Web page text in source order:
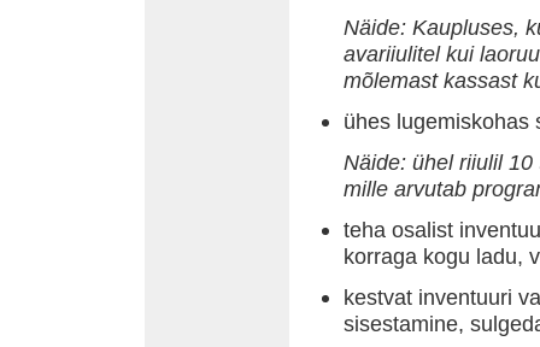
Näide: Kaupluses,
avariiulitel kui
mõlemast kassast
ühes lugemiskohas
Näide: ühel riiulil
mille arvutab
teha osalist
korraga kogu ladu,
kestvat inventuuri
sisestamine,